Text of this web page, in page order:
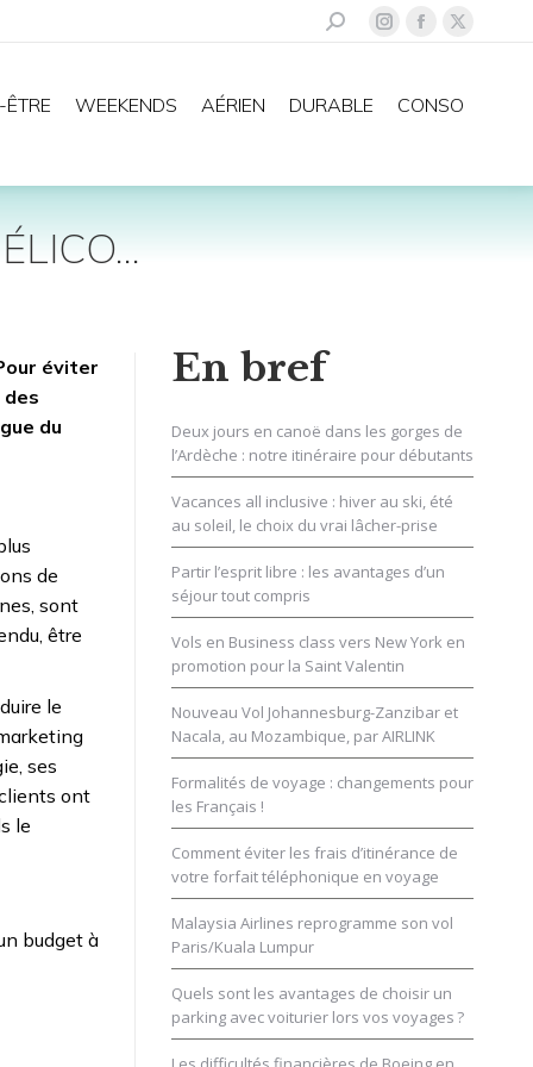
Recherche
La
Instagram
une
La
Facebook
une
La
X
une
WEEKENDS AÉRIEN DURABLE CONSO
éviter
du
de
sont
être
le
ses
ont
le
budget à
En bref
Deux jours en canoë dans les gorges de
l’Ardèche : notre itinéraire pour débutants
Vacances all inclusive : hiver au ski, été
au soleil, le choix du vrai lâcher-prise
Partir l’esprit libre : les avantages d’un
séjour tout compris
Vols en Business class vers New York en
promotion pour la Saint Valentin
Nouveau Vol Johannesburg-Zanzibar et
Nacala, au Mozambique, par AIRLINK
Formalités de voyage : changements pour
les Français !
Comment éviter les frais d’itinérance de
votre forfait téléphonique en voyage
Malaysia Airlines reprogramme son vol
Paris/Kuala Lumpur
Quels sont les avantages de choisir un
parking avec voiturier lors vos voyages ?